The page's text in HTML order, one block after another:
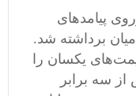
پیامدهای
برداشته شد.
یکسان را
سه برابر